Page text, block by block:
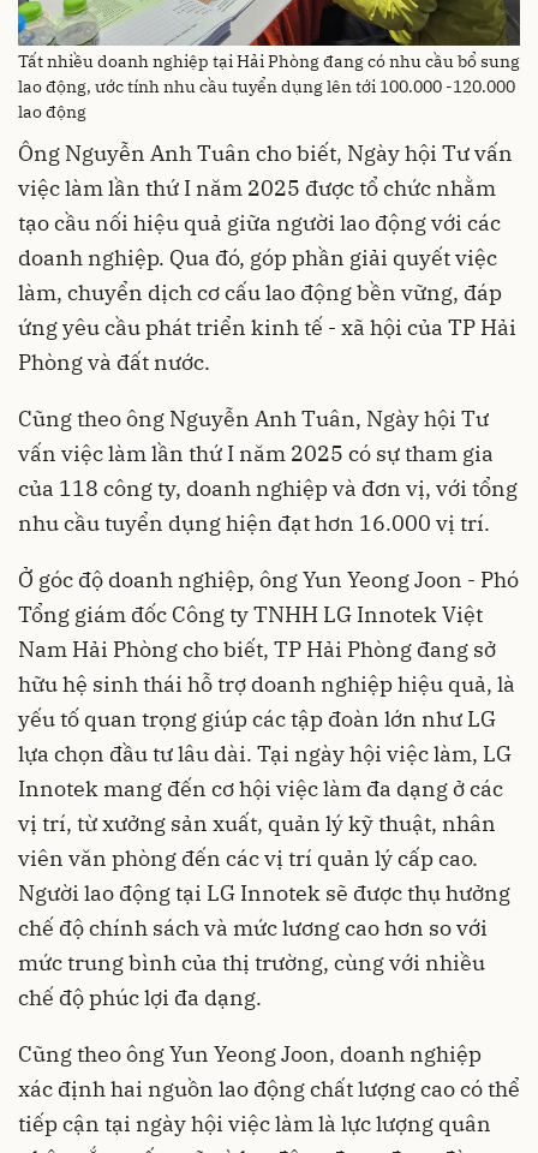
Tất nhiều doanh nghiệp tại Hải Phòng đang có nhu cầu bổ sung
lao động, ước tính nhu cầu tuyển dụng lên tới 100.000 -120.000
lao động
Ông Nguyễn Anh Tuân cho biết, Ngày hội Tư vấn
việc làm lần thứ I năm 2025 được tổ chức nhằm
tạo cầu nối hiệu quả giữa người lao động với các
doanh nghiệp. Qua đó, góp phần giải quyết việc
làm, chuyển dịch cơ cấu lao động bền vững, đáp
ứng yêu cầu phát triển kinh tế - xã hội của TP Hải
Phòng và đất nước.
Cũng theo ông Nguyễn Anh Tuân, Ngày hội Tư
vấn việc làm lần thứ I năm 2025 có sự tham gia
của 118 công ty, doanh nghiệp và đơn vị, với tổng
nhu cầu tuyển dụng hiện đạt hơn 16.000 vị trí.
Ở góc độ doanh nghiệp, ông Yun Yeong Joon - Phó
Tổng giám đốc Công ty TNHH LG Innotek Việt
Nam Hải Phòng cho biết, TP Hải Phòng đang sở
hữu hệ sinh thái hỗ trợ doanh nghiệp hiệu quả, là
yếu tố quan trọng giúp các tập đoàn lớn như LG
lựa chọn đầu tư lâu dài. Tại ngày hội việc làm, LG
Innotek mang đến cơ hội việc làm đa dạng ở các
vị trí, từ xưởng sản xuất, quản lý kỹ thuật, nhân
viên văn phòng đến các vị trí quản lý cấp cao.
Người lao động tại LG Innotek sẽ được thụ hưởng
chế độ chính sách và mức lương cao hơn so với
mức trung bình của thị trường, cùng với nhiều
chế độ phúc lợi đa dạng.
Cũng theo ông Yun Yeong Joon, doanh nghiệp
xác định hai nguồn lao động chất lượng cao có thể
tiếp cận tại ngày hội việc làm là lực lượng quân